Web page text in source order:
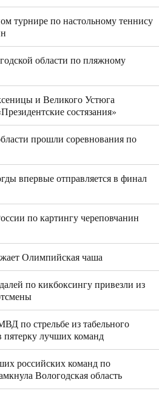
турнире по настольному теннису
области по пляжному
и Великого Устюга
состязания»
прошли соревнования по
впервые отправляется в финал
по картингу череповчанин
Олимпийская чаша
по кикбоксингу привезли из
по стрельбе из табельного
лучших команд
российских команд по
Вологодская область